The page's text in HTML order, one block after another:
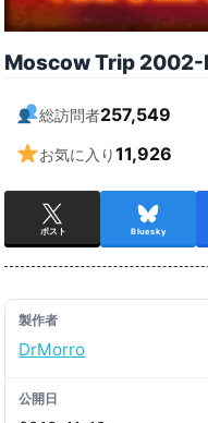
Moscow Trip 2002-
総訪問者257,549
お気に入り11,926
ポスト Bluesky
製作者
DrMorro
公開日